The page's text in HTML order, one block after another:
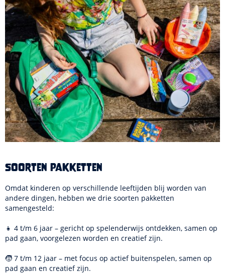
Soorten pakketten
Omdat kinderen op verschillende leeftijden blij worden van
andere dingen, hebben we drie soorten pakketten
samengesteld:
👧 4 t/m 6 jaar – gericht op spelenderwijs ontdekken, samen op
pad gaan, voorgelezen worden en creatief zijn.
🧒 7 t/m 12 jaar – met focus op actief buitenspelen, samen op
pad gaan en creatief zijn.